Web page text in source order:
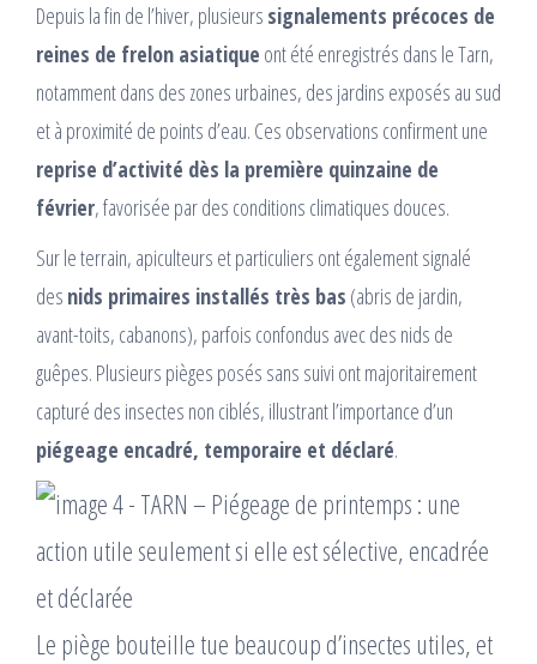
Depuis la fin de l’hiver, plusieurs signalements précoces de
reines de frelon asiatique ont été enregistrés dans le Tarn,
notamment dans des zones urbaines, des jardins exposés au sud
et à proximité de points d’eau. Ces observations confirment une
reprise d’activité dès la première quinzaine de
février, favorisée par des conditions climatiques douces.
Sur le terrain, apiculteurs et particuliers ont également signalé
des nids primaires installés très bas (abris de jardin,
avant-toits, cabanons), parfois confondus avec des nids de
guêpes. Plusieurs pièges posés sans suivi ont majoritairement
capturé des insectes non ciblés, illustrant l’importance d’un
piégeage encadré, temporaire et déclaré.
Le piège bouteille tue beaucoup d’insectes utiles, et